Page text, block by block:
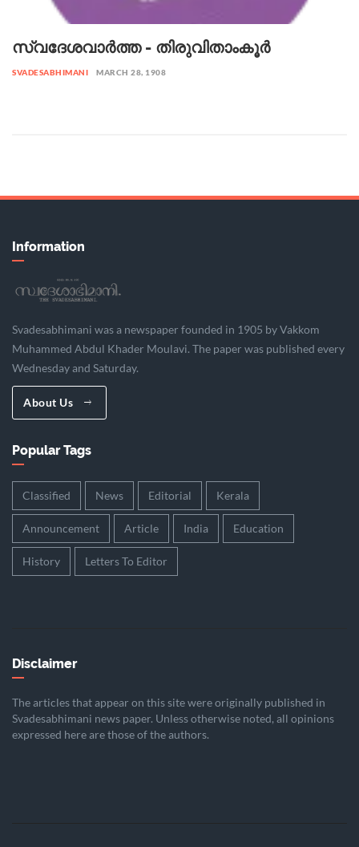
സ്വദേശവാർത്ത - തിരുവിതാംകൂർ
SVADESABHIMANI MARCH 28, 1908
Information
Svadesabhimani was a newspaper founded in 1905 by Vakkom
Muhammed Abdul Khader Moulavi. The paper was published every
Wednesday and Saturday.
About Us
Popular Tags
Classified News Editorial Kerala
Announcement Article India Education
History Letters To Editor
Disclaimer
The articles that appear on this site were originally published in
Svadesabhimani news paper. Unless otherwise noted, all opinions
expressed here are those of the authors.